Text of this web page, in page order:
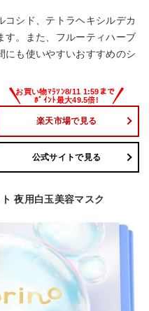
コシド、テトラヘキシルデカ
す。また、フルーティハーブ
にも使いやすいおすすめのシ
楽天市場で見る
公式サイトで見る
夜用白玉美容マスク